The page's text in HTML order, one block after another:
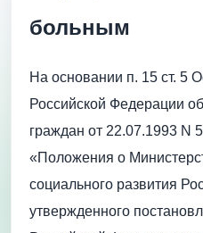
больным
На основании п. 15 ст. 5
Российской Федерации
граждан от 22.07.1993 N
«Положения о
социального развития
утвержденного